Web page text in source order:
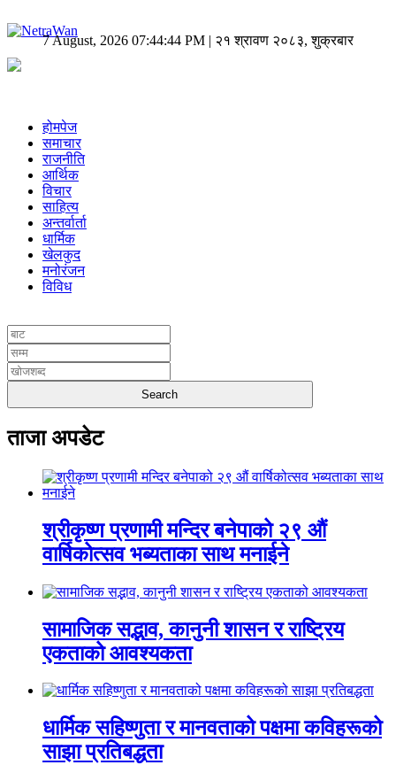
7 August, 2026 07:44:44 PM | २१ श्रावण २०८३, शुक्रबार
होमपेज
समाचार
राजनीति
आर्थिक
विचार
साहित्य
अन्तर्वार्ता
धार्मिक
खेलकुद
मनोरंजन
विविध
ताजा अपडेट
श्रीकृष्ण प्रणामी मन्दिर बनेपाको २९ औं
वार्षिकोत्सव भब्यताका साथ मनाईने
सामाजिक सद्भाव, कानुनी शासन र राष्ट्रिय
एकताको आवश्यकता
धार्मिक सहिष्णुता र मानवताको पक्षमा कविहरूको
साझा प्रतिबद्धता